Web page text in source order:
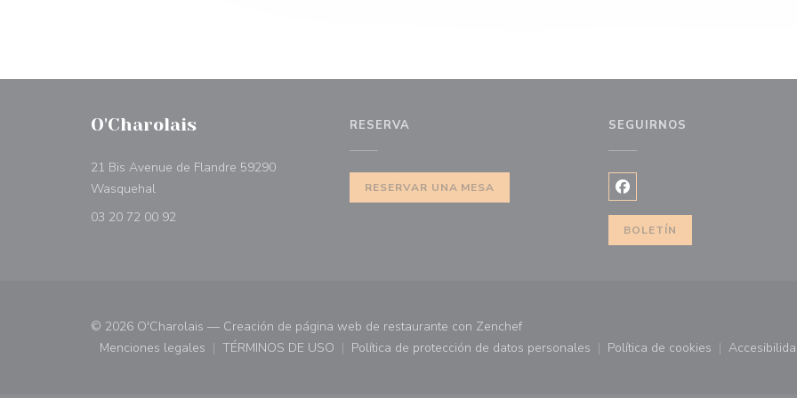
O'Charolais
21 Bis Avenue de Flandre 59290
Wasquehal((abre en una nueva ventana))
03 20 72 00 92
RESERVA
RESERVAR UNA MESA
SEGUIRNOS
Facebook ((abre en una
BOLETÍN
© 2026 O'Charolais — Creación de página web de restaurante con Zenchef((abre en una nueva ventana))
Menciones legales
((abre en una nueva ventana))
TÉRMINOS DE USO
((abre en una nueva ventana))
Política de protección de datos personales
((abre en una nueva ventana))
Política de cookies
((abre en una nueva